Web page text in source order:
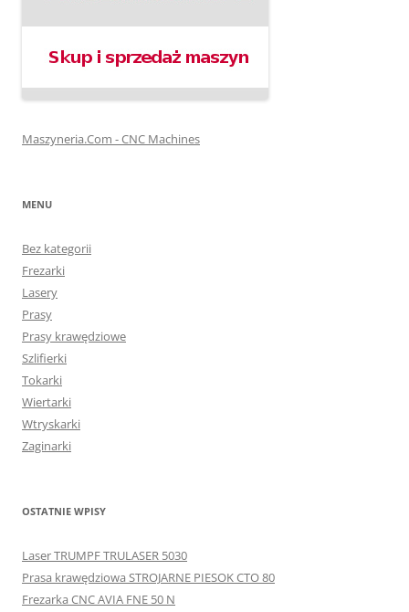
Maszyneria.Com - CNC Machines
MENU
Bez kategorii
Frezarki
Lasery
Prasy
Prasy krawędziowe
Szlifierki
Tokarki
Wiertarki
Wtryskarki
Zaginarki
OSTATNIE WPISY
Laser TRUMPF TRULASER 5030
Prasa krawędziowa STROJARNE PIESOK CTO 80
Frezarka CNC AVIA FNE 50 N